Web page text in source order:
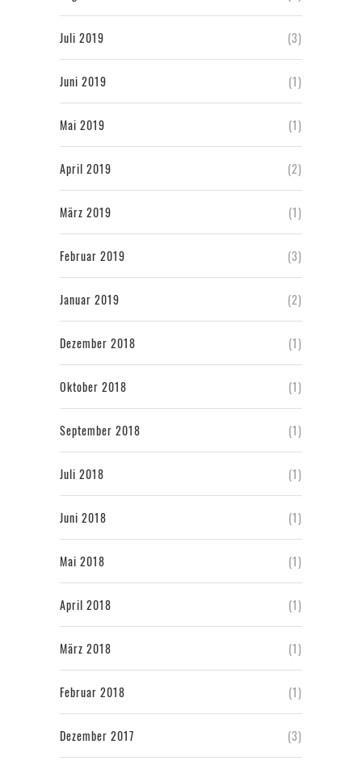
Juli 2019 (3)
Juni 2019 (1)
Mai 2019 (1)
April 2019 (2)
März 2019 (1)
Februar 2019 (3)
Januar 2019 (2)
Dezember 2018 (1)
Oktober 2018 (1)
September 2018 (1)
Juli 2018 (1)
Juni 2018 (1)
Mai 2018 (1)
April 2018 (1)
März 2018 (1)
Februar 2018 (1)
Dezember 2017 (3)